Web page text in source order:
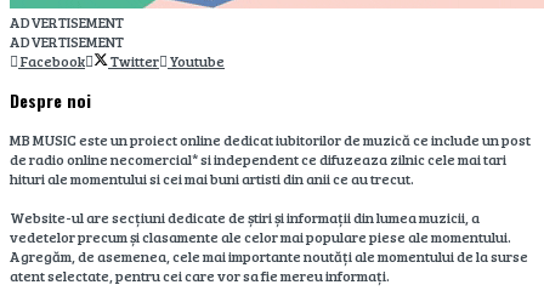
ADVERTISEMENT
ADVERTISEMENT
Facebook
Twitter Youtube
Despre noi
MB MUSIC este un proiect online dedicat iubitorilor de muzică ce include un post
de radio online necomercial* si independent ce difuzeaza zilnic cele mai tari
hituri ale momentului si cei mai buni artisti din anii ce au trecut.
Website-ul are secțiuni dedicate de știri și informații din lumea muzicii, a
vedetelor precum și clasamente ale celor mai populare piese ale momentului.
Agregăm, de asemenea, cele mai importante noutăți ale momentului de la surse
atent selectate, pentru cei care vor sa fie mereu informați.